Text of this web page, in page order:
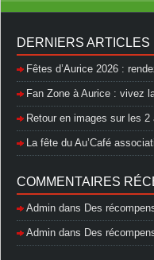
DERNIERS ARTICLES
Fêtes d’Aurice 2026 :
Fan Zone à Aurice : vivez
Retour en images sur les 2
La fête du Au’Café
COMMENTAIRES
Admin dans Des
Admin dans Des